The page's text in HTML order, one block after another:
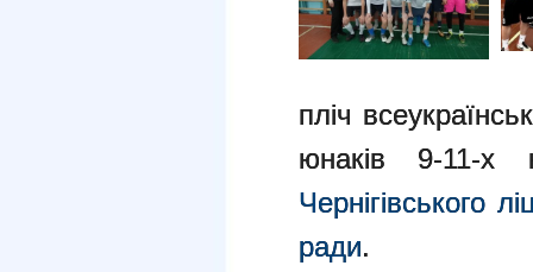
пліч
юнаків 9-11-х
Чернігівського
ради.